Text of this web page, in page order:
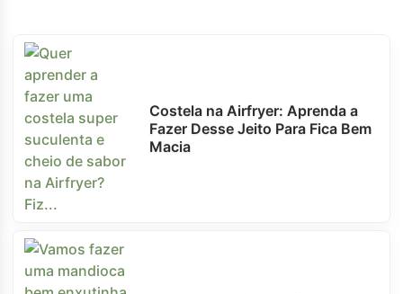
Costela na Airfryer: Aprenda a
Fazer Desse Jeito Para Fica Bem
Macia